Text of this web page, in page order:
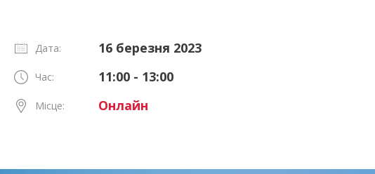
Дата: 16 березня 2023
Час: 11:00 - 13:00
Місце: Онлайн